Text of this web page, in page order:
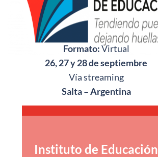
Formato:Virtual
26, 27 y 28 de septiembre
Vía streaming
Salta – Argentina
Instituto de Educación